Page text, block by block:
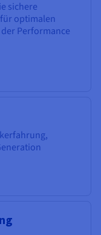
sichere
optimalen
Performance